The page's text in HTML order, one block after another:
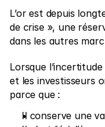
L’or est depuis
de crise », une
dans les autres
Lorsque
et les investisseurs
parce que :
Il conserve une